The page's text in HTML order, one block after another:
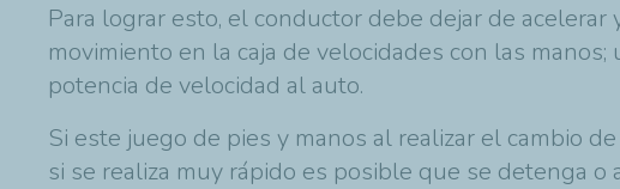
Para lograr esto, el conductor debe dejar de
movimiento en la caja de velocidades con las
potencia de velocidad al auto.
Si este juego de pies y manos al realizar el cambio
si se realiza muy rápido es posible que se detenga o